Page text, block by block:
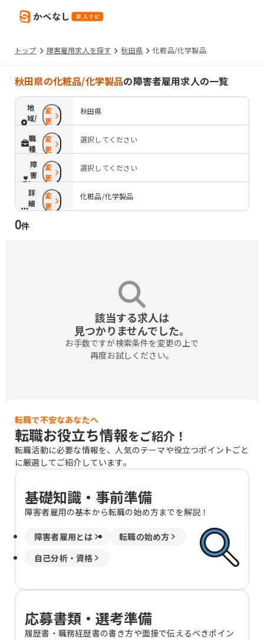
トップ 障害雇用求人を探す 秋田県 化粧品/化学製品
秋田県の化粧品/化学製品の障害者雇用求人の一覧
地
域/
路
線
変
更
秋田県
職
種
変
更
選択してください
障
害
配
慮
変
更
選択してください
詳
細
条
件
変
更
化粧品/化学製品
0件
該当する求人は
見つかりませんでした。
お手数ですが検索条件を変更の上で
再度お試しください。
転職で不安なあなたへ
転職お役立ち情報をご紹介！
転職活動に必要な情報を、人気のテーマや役立つポイントごと
に厳選してご紹介しています。
基礎知識・事前準備
障害者雇用の基本から転職の始め方までを解説！
障害者雇用とは
転職の始め方
自己分析・資格
応募書類・選考準備
履歴書・職務経歴書の書き方や面接で伝えるべきポイン